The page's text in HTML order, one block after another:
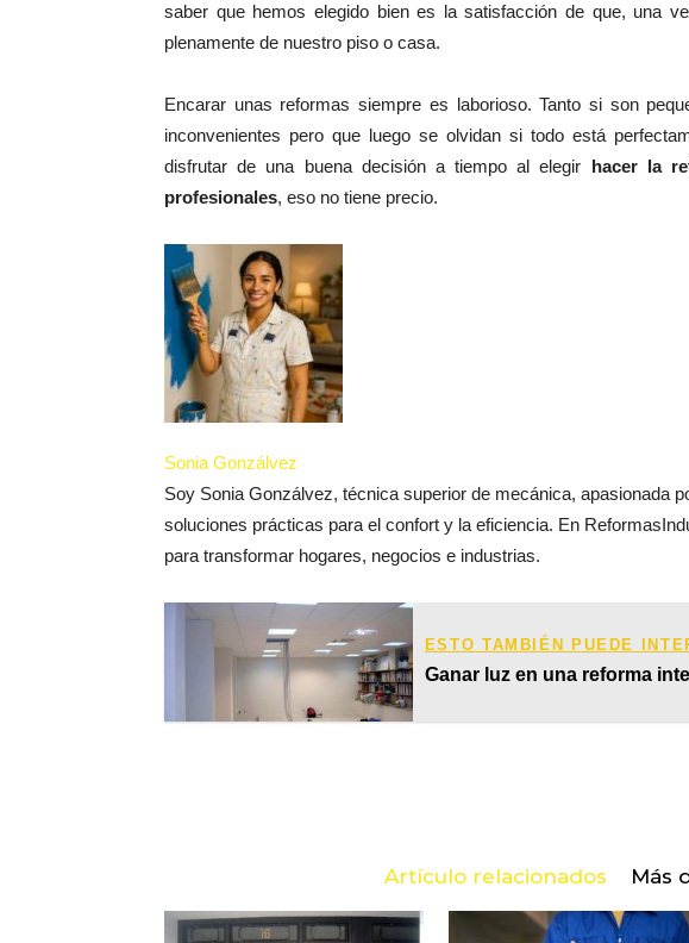
saber que hemos elegido bien es la satisfacción de que, una
plenamente de nuestro piso o casa.
Encarar unas reformas siempre es laborioso. Tanto si son
inconvenientes pero que luego se olvidan si todo está
disfrutar de una buena decisión a tiempo al elegir hacer la
profesionales, eso no tiene precio.
Sonia Gonzálvez
Soy Sonia Gonzálvez, técnica superior de mecánica, apasionada
soluciones prácticas para el confort y la eficiencia. En
para transformar hogares, negocios e industrias.
ESTO TAMBIÉN PUEDE
Ganar luz en una reforma
Artículo relacionados Más